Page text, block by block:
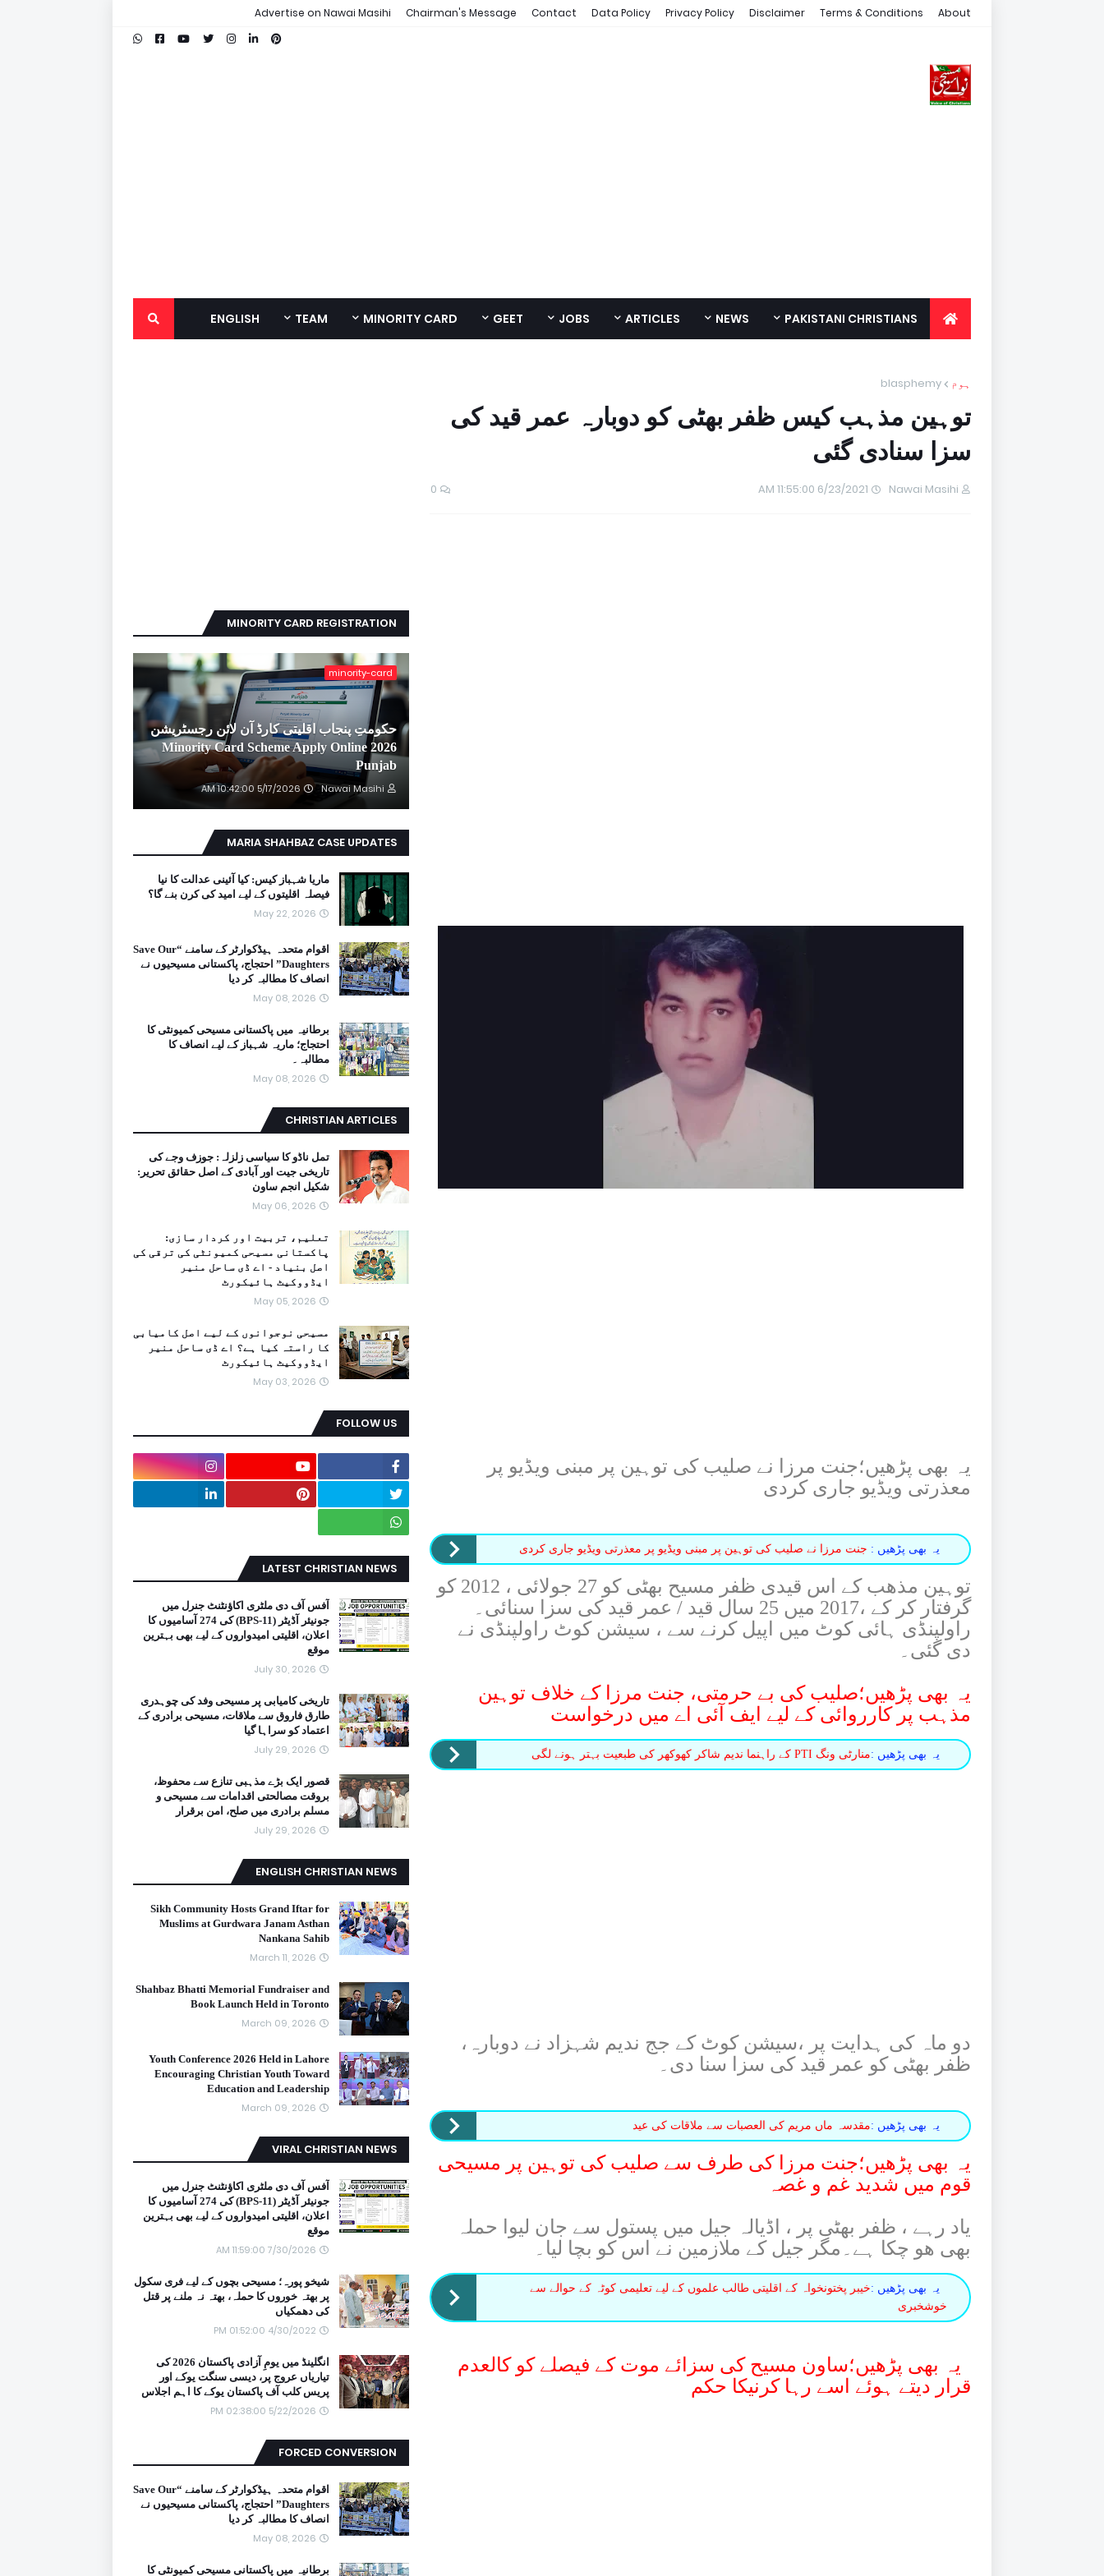
About
Terms & Conditions
Disclaimer
Privacy Policy
Data Policy
Contact
Chairman's Message
Advertise on Nawai Masihi
PAKISTANI CHRISTIANS
NEWS
ARTICLES
JOBS
GEET
MINORITY CARD
TEAM
ENGLISH
ہوم blasphemy
توہین مذہب کیس ظفر بھٹی کو دوبارہ عمر قید کی
سزا سنادی گئی
Nawai Masihi
6/23/2021 11:55:00 AM
0
یہ بھی پڑھیں؛جنت مرزا نے صلیب کی توہین پر مبنی ویڈیو پر
معذرتی ویڈیو جاری کردی
یہ بھی پڑھیں : جنت مرزا نے صلیب کی توہین پر مبنی ویڈیو پر معذرتی ویڈیو جاری کردی
توہین مذھب کے اس قیدی ظفر مسیح بھٹی کو 27 جولائی ، 2012 کو
گرفتار کر کے ،2017 میں 25 سال قید / عمر قید کی سزا سنائی۔
راولپنڈی ہائی کوٹ میں اپیل کرنے سے ، سیشن کوٹ راولپنڈی نے
دی گئی۔
یہ بھی پڑھیں؛صلیب کی بے حرمتی، جنت مرزا کے خلاف توہین
مذہب پر کارروائی کے لیے ایف آئی اے میں درخواست
یہ بھی پڑھیں :منارٹی ونگ PTI کے راہنما ندیم شاکر کھوکھر کی طبعیت بہتر ہونے لگی
دو ماہ کی ہدایت پر ،سیشن کوٹ کے جج ندیم شہزاد نے دوبارہ،
ظفر بھٹی کو عمر قید کی سزا سنا دی۔
یہ بھی پڑھیں :مقدسہ ماں مریم کی العصبات سے ملاقات کی عید
یہ بھی پڑھیں؛جنت مرزا کی طرف سے صلیب کی توہین پر مسیحی
قوم میں شدید غم و غصہ
یاد رہے ، ظفر بھٹی پر ، اڈیالہ جیل میں پستول سے جان لیوا حملہ
بھی هو چکا ہے۔مگر جیل کے ملازمین نے اس کو بچا لیا۔
یہ بھی پڑھیں :خیبر پختونخواہ کے اقلیتی طالب علموں کے لیے تعلیمی کوٹہ کے حوالے سے
خوشخبری
یہ بھی پڑھیں؛ساون مسیح کی سزائے موت کے فیصلے کو کالعدم
قرار دیتے ہوئے اسے رہا کرنیکا حکم
MINORITY CARD REGISTRATION
minority-card
حکومتِ پنجاب اقلیتی کارڈ آن لائن رجسٹریشن
2026 Minority Card Scheme Apply Online
Punjab
Nawai Masihi
5/17/2026 10:42:00 AM
MARIA SHAHBAZ CASE UPDATES
ماریا شہباز کیس: کیا آئینی عدالت کا نیا
فیصلہ اقلیتوں کے لیے امید کی کرن بنے گا؟
May 22, 2026
اقوام متحدہ ہیڈکوارٹر کے سامنے “Save Our
Daughters” احتجاج، پاکستانی مسیحیوں نے
انصاف کا مطالبہ کر دیا
May 08, 2026
برطانیہ میں پاکستانی مسیحی کمیونٹی کا
احتجاج؛ ماریہ شہباز کے لیے انصاف کا
مطالبہ۔
May 08, 2026
CHRISTIAN ARTICLES
تمل ناڈو کا سیاسی زلزلہ: جوزف وجے کی
تاریخی جیت اور آبادی کے اصل حقائق تحریر:
شکیل انجم ساون
May 06, 2026
تعلیم، تربیت اور کردار سازی:
پاکستانی مسیحی کمیونٹی کی ترقی کی
اصل بنیاد - اے ڈی ساحل منیر
ایڈووکیٹ ہائیکورٹ
May 05, 2026
مسیحی نوجوانوں کے لیے اصل کامیابی
کا راستہ کیا ہے؟ اے ڈی ساحل منیر
ایڈووکیٹ ہائیکورٹ
May 03, 2026
FOLLOW US
LATEST CHRISTIAN NEWS
آفس آف دی ملٹری اکاؤنٹنٹ جنرل میں
جونیئر آڈیٹر (BPS-11) کی 274 آسامیوں کا
اعلان، اقلیتی امیدواروں کے لیے بھی بہترین
موقع
July 30, 2026
تاریخی کامیابی پر مسیحی وفد کی چوہدری
طارق فاروق سے ملاقات، مسیحی برادری کے
اعتماد کو سراہا گیا
July 29, 2026
قصور ایک بڑے مذہبی تنازع سے محفوظ،
بروقت مصالحتی اقدامات سے مسیحی و
مسلم برادری میں صلح، امن برقرار
July 29, 2026
ENGLISH CHRISTIAN NEWS
Sikh Community Hosts Grand Iftar for
Muslims at Gurdwara Janam Asthan
Nankana Sahib
March 11, 2026
Shahbaz Bhatti Memorial Fundraiser and
Book Launch Held in Toronto
March 09, 2026
Youth Conference 2026 Held in Lahore
Encouraging Christian Youth Toward
Education and Leadership
March 09, 2026
VIRAL CHRISTIAN NEWS
آفس آف دی ملٹری اکاؤنٹنٹ جنرل میں
جونیئر آڈیٹر (BPS-11) کی 274 آسامیوں کا
اعلان، اقلیتی امیدواروں کے لیے بھی بہترین
موقع
7/30/2026 11:59:00 AM
شیخو پورہ؛ مسیحی بچوں کے لیے فری سکول
پر بھتہ خوروں کا حملہ، بھتہ نہ ملنے پر قتل
کی دھمکیاں
4/30/2022 01:52:00 PM
انگلینڈ میں یومِ آزادی پاکستان 2026 کی
تیاریاں عروج پر، دیسی سنگت یوکے اور
پریس کلب آف پاکستان یوکے کا اہم اجلاس
5/22/2026 02:38:00 PM
FORCED CONVERSION
اقوام متحدہ ہیڈکوارٹر کے سامنے “Save Our
Daughters” احتجاج، پاکستانی مسیحیوں نے
انصاف کا مطالبہ کر دیا
May 08, 2026
برطانیہ میں پاکستانی مسیحی کمیونٹی کا